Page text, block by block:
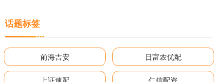
话题标签
前海吉安 日富农优配